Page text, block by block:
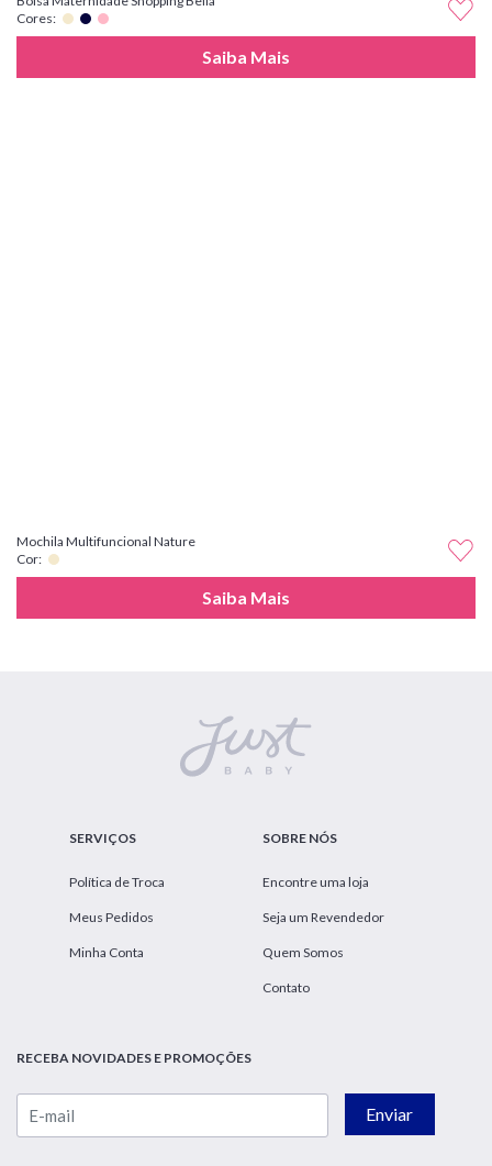
Cores:
Saiba Mais
Mochila Multifuncional Nature
Cor:
Saiba Mais
SERVIÇOS
Política de Troca
Meus Pedidos
Minha Conta
SOBRE NÓS
Encontre uma loja
Seja um Revendedor
Quem Somos
Contato
RECEBA NOVIDADES E PROMOÇÕES
Enviar